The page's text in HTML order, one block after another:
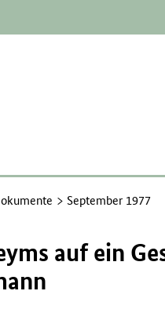
September 1977
auf ein